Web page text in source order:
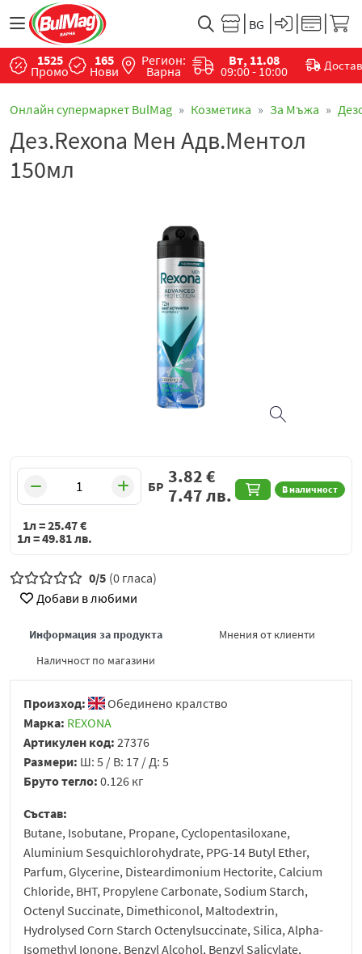
1525
Промо
165
Нови
Регион:
Варна
Вт, 11.08
09:00 - 10:00
Онлайн супермаркет BulMag Козметика За Мъжа
Дез.Rexona Мен Адв.Ментол
150мл
БР В наличност
3.82€
7.47лв.
1л =25.47€
1л =49.81лв.
0/5 (0 гласа)
Добави в любими
Информация за продукта
Мнения от клиенти
Наличност по магазини
Произход:
Обединено кралство
Марка: REXONA
Артикулен код: 27376
Размери: Ш: 5 / В: 17 / Д: 5
Бруто тегло: 0.126 кг
Състав:
Butane, Isobutane, Propane, Cyclopentasiloxane,
Aluminium Sesquichlorohydrate, PPG-14 Butyl Ether,
Parfum, Glycerine, Disteardimonium Hectorite, Calcium
Chloride, BHT, Propylene Carbonate, Sodium Starch,
Octenyl Succinate, Dimethiconol, Maltodextrin,
Hydrolysed Corn Starch Octenylsuccinate, Silica, Alpha-
Isomethyl Ionone, Benzyl Alcohol, Benzyl Salicylate,